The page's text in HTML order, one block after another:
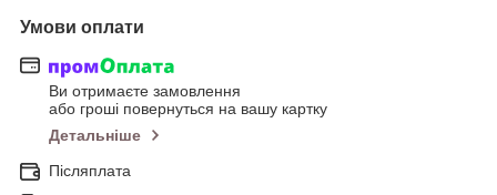
Умови оплати
Ви отримаєте замовлення
або гроші повернуться на вашу картку
Детальніше
Післяплата